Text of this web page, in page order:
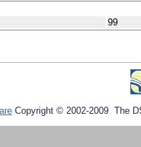
99
Copyright © 2002-2009 The